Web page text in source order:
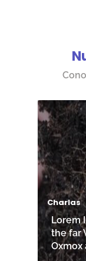
Charlas
Lorem
the far
Oxmox